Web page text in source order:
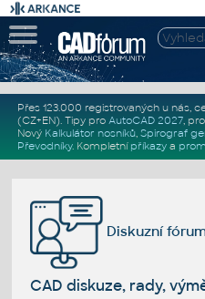
Přes 123.000 registrovaných u nás,
(CZ+EN). Tipy pro AutoCAD 2027, pro
Nový Kalkulátor nosníků, Spirograf
Převodníky. Kompletní příkazya
Diskuzní
CAD diskuze, rady,